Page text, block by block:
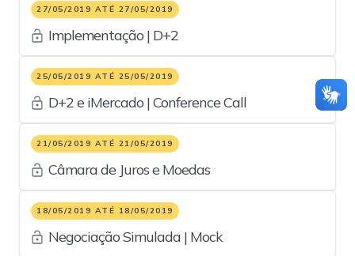
27/05/2019 ATÉ 27/05/2019
Implementação | D+2
25/05/2019 ATÉ 25/05/2019
D+2 e iMercado | Conference Call
21/05/2019 ATÉ 21/05/2019
Câmara de Juros e Moedas
18/05/2019 ATÉ 18/05/2019
Negociação Simulada | Mock